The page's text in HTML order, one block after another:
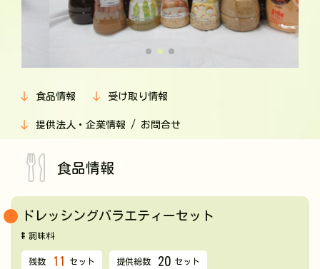
食品情報 受け取り情報
提供法人・企業情報 / お問合せ
食品情報
ドレッシングバラエティーセット
調味料
残数 11 セット 提供総数 20 セット